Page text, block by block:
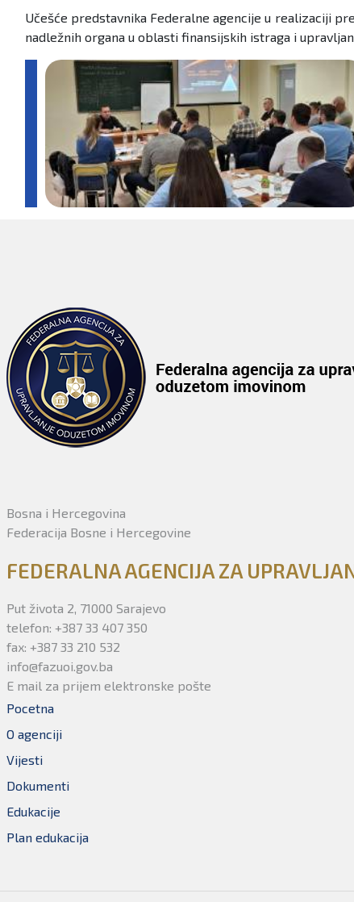
Učešće predstavnika Federalne agencije u realizaciji
nadležnih organa u oblasti finansijskih istraga i
Bosna i Hercegovina
Federacija Bosne i Hercegovine
FEDERALNA AGENCIJA ZA
Put života 2, 71000 Sarajevo
telefon: +387 33 407 350
fax: +387 33 210 532
info@fazuoi.gov.ba
E mail za prijem elektronske pošte
Pocetna
O agenciji
Vijesti
Dokumenti
Edukacije
Plan edukacija